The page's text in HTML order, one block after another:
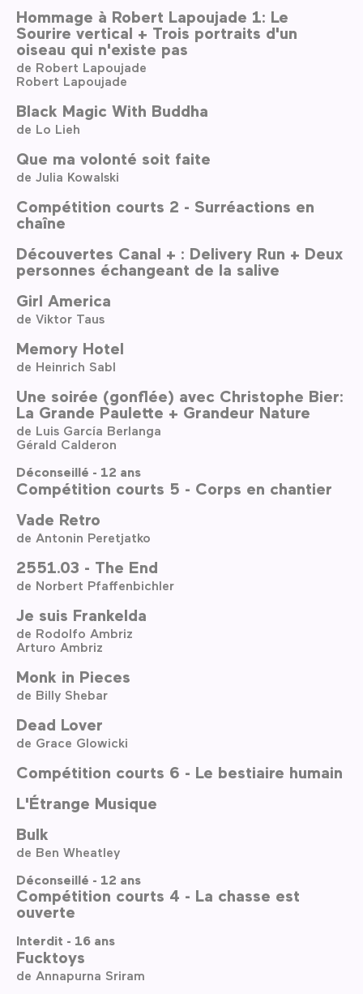
Hommage à Robert Lapoujade 1: Le
Sourire vertical + Trois portraits d'un
oiseau qui n'existe pas
de Robert Lapoujade
Robert Lapoujade
Black Magic With Buddha
de Lo Lieh
Que ma volonté soit faite
de Julia Kowalski
Compétition courts 2 - Surréactions en
chaîne
Découvertes Canal + : Delivery Run + Deux
personnes échangeant de la salive
Girl America
de Viktor Taus
Memory Hotel
de Heinrich Sabl
Une soirée (gonflée) avec Christophe Bier:
La Grande Paulette + Grandeur Nature
de Luis García Berlanga
Gérald Calderon
Déconseillé - 12 ans
Compétition courts 5 - Corps en chantier
Vade Retro
de Antonin Peretjatko
2551.03 - The End
de Norbert Pfaffenbichler
Je suis Frankelda
de Rodolfo Ambriz
Arturo Ambriz
Monk in Pieces
de Billy Shebar
Dead Lover
de Grace Glowicki
Compétition courts 6 - Le bestiaire humain
L'Étrange Musique
Bulk
de Ben Wheatley
Déconseillé - 12 ans
Compétition courts 4 - La chasse est
ouverte
Interdit - 16 ans
Fucktoys
de Annapurna Sriram